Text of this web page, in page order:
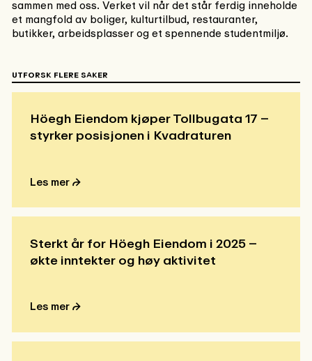
sammen med oss. Verket vil når det står ferdig inneholde
et mangfold av boliger, kulturtilbud, restauranter,
butikker, arbeidsplasser og et spennende studentmiljø.
UTFORSK FLERE SAKER
Höegh Eiendom kjøper Tollbugata 17 –
styrker posisjonen i Kvadraturen
Les mer ⮫
Sterkt år for Höegh Eiendom i 2025 –
økte inntekter og høy aktivitet
Les mer ⮫